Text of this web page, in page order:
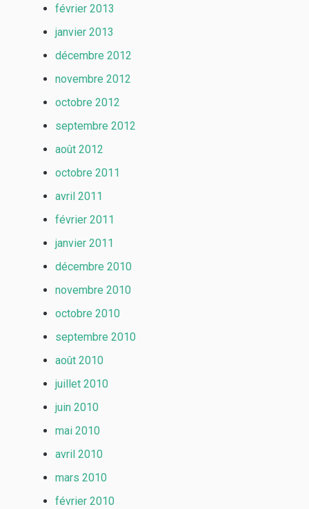
février 2013
janvier 2013
décembre 2012
novembre 2012
octobre 2012
septembre 2012
août 2012
octobre 2011
avril 2011
février 2011
janvier 2011
décembre 2010
novembre 2010
octobre 2010
septembre 2010
août 2010
juillet 2010
juin 2010
mai 2010
avril 2010
mars 2010
février 2010